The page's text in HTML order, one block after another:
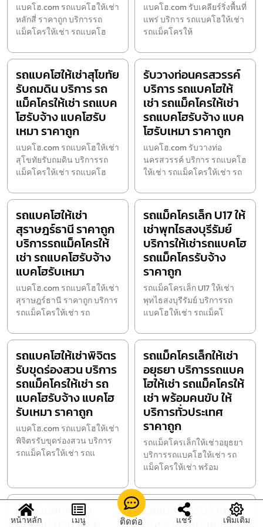
แบคโฮ.com รถแบคโฮให้เช่า
หลักสี่ ราคาถูก บริการรถ
แม็คโครให้เช่า รถแบคโฮ
แบคโฮ.com รับเคลียร์ริ่งพื้นที่
แพร่ บริการ รถแบคโฮให้เช่า
รถแม็คโครให้
รถแบคโฮให้เช่าสุโขทัย
รับถมดิน บริการ รถ
แม็คโครให้เช่า รถแบค
โฮรับจ้าง แบคโฮรับ
เหมา ราคาถูก
แบคโฮ.com รถแบคโฮให้เช่า
สุโขทัยรับถมดิน บริการรถ
แม็คโครให้เช่า รถแบคโฮ
รับวางท่อนครสวรรค์
บริการ รถแบคโฮให้
เช่า รถแม็คโครให้เช่า
รถแบคโฮรับจ้าง แบค
โฮรับเหมา ราคาถูก
แบคโฮ.com รับวางท่อ
นครสวรรค์ บริการ รถแบคโฮ
ให้เช่า รถแม็คโครให้เช่า รถ
รถแบคโฮให้เช่า
สุราษฎร์ธานี ราคาถูก
บริการรถแม็คโครให้
เช่า รถแบคโฮรับจ้าง
แบคโฮรับเหมา
แบคโฮ.com รถแบคโฮให้เช่า
สุราษฎร์ธานี ราคาถูก บริการ
รถแม็คโครให้เช่า รถ
รถแม็คโครเล็ก U17 ให้
เช่าพุทไธสงบุรีรัมย์
บริการให้เช่ารถแบคโฮ
รถแม็คโครรับจ้าง
ราคาถูก
รถแม็คโครเล็ก U17 ให้เช่า
พุทไธสงบุรีรัมย์ บริการรถ
แบคโฮให้เช่า รถแม็คโ
รถแบคโฮให้เช่าพิจิตร
รับขุดร่องสวน บริการ
รถแม็คโครให้เช่า รถ
แบคโฮรับจ้าง แบคโฮ
รับเหมา ราคาถูก
แบคโฮ.com รถแบคโฮให้เช่า
พิจิตรรับขุดร่องสวน บริการ
รถแม็คโครให้เช่า รถแ
รถแม็คโครเล็กให้เช่า
อยุธยา บริการรถแบค
โฮให้เช่า รถแม็คโครให้
เช่า พร้อมคนขับ ให้
บริการทั่วประเทศ
ราคาถูก
รถแม็คโครเล็กให้เช่าอยุธยา
บริการรถแบคโฮให้เช่า รถ
แม็คโครให้เช่า พร้อม
รับขุดลอกคลอง
รถแม็คโครรับจ้าง
หน้าหลัก เมนู ติดต่อ แชร์ เพิ่มเติม